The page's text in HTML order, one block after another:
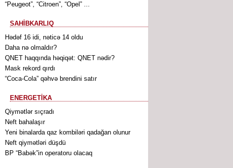
“Peugeot”, “Citroen”, “Opel” ...
SAHİBKARLIQ
Hədəf 16 idi, nəticə 14 oldu
Daha nə olmaldır?
QNET haqqında həqiqət: QNET nədir?
Mask rekord qırdı
“Coca-Cola” qəhvə brendini satır
ENERGETİKA
Qiymətlər sıçradı
Neft bahalaşır
Yeni binalarda qaz kombiləri qadağan olunur
Neft qiymətləri düşdü
BP “Babək”in operatoru olacaq